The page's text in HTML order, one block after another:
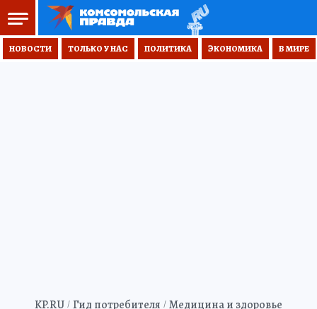
НОВОСТИ ТОЛЬКО У НАС ПОЛИТИКА ЭКОНОМИКА В МИРЕ
KP.RU Гид потребителя Медицина и здоровье